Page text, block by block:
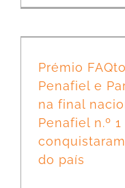
Prémio
Penafiel e
na final
Penafiel n.º
do país